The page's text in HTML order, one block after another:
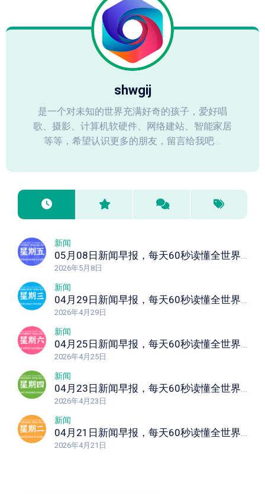
shwgij
是一个对未知的世界充满好奇的孩子，爱好唱
歌、摄影、计算机软硬件、网络建站、智能家居
等等，希望认识更多的朋友，留言给我吧...
新闻
05月08日新闻早报，每天60秒读懂全世界！
2026年5月8日
新闻
04月29日新闻早报，每天60秒读懂全世界！
2026年4月29日
新闻
04月25日新闻早报，每天60秒读懂全世界！
2026年4月25日
新闻
04月23日新闻早报，每天60秒读懂全世界！
2026年4月23日
新闻
04月21日新闻早报，每天60秒读懂全世界！
2026年4月21日